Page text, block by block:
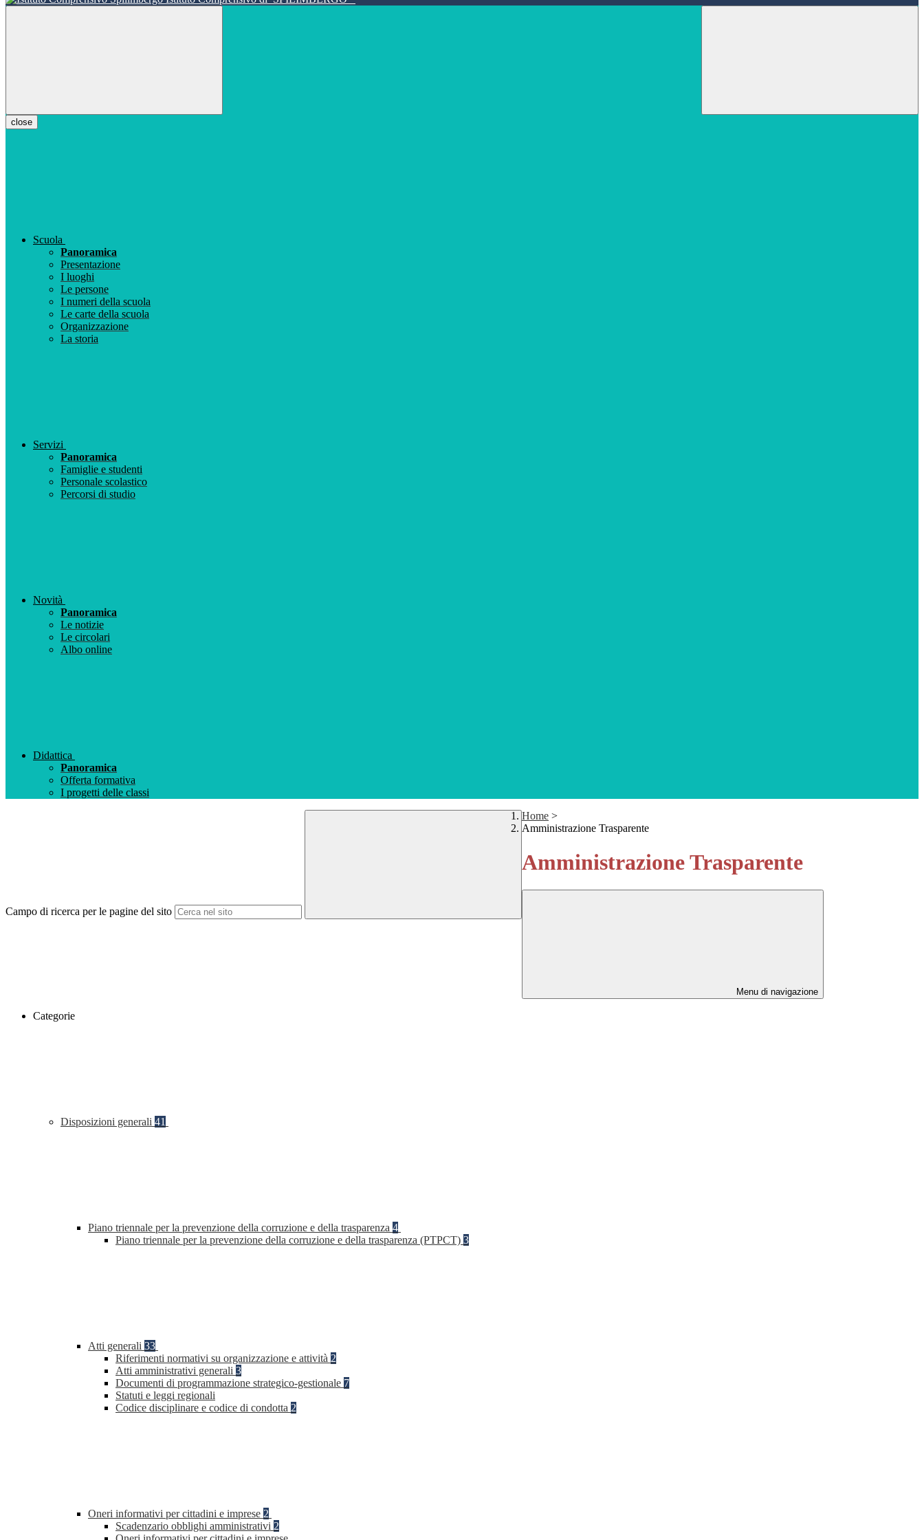
close
Scuola
Panoramica
Presentazione
I luoghi
Le persone
I numeri della scuola
Le carte della scuola
Organizzazione
La storia
Servizi
Panoramica
Famiglie e studenti
Personale scolastico
Percorsi di studio
Novità
Panoramica
Le notizie
Le circolari
Albo online
Didattica
Panoramica
Offerta formativa
I progetti delle classi
Campo di ricerca per le pagine del sito
Home >
Amministrazione Trasparente
Amministrazione Trasparente
Menu di navigazione
Categorie
Disposizioni generali 41
Piano triennale per la prevenzione della corruzione e della trasparenza 4
Piano triennale per la prevenzione della corruzione e della trasparenza (PTPCT) 3
Atti generali 33
Riferimenti normativi su organizzazione e attività 2
Atti amministrativi generali 3
Documenti di programmazione strategico-gestionale 7
Statuti e leggi regionali
Codice disciplinare e codice di condotta 2
Oneri informativi per cittadini e imprese 2
Scadenzario obblighi amministrativi 2